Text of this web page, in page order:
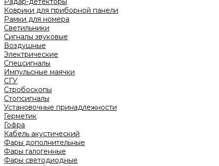
Коврики для приборной панели
Рамки для номера
Светильники
Сигналы звуковые
Воздушные
Электрические
Спецсигналы
Импульсные маячки
СГУ
Стробоскопы
Стопсигналы
Установочные принадлежности
Герметик
Гофра
Кабель акустический
Фары дополнительные
Фары галогенные
Фары светодиодные